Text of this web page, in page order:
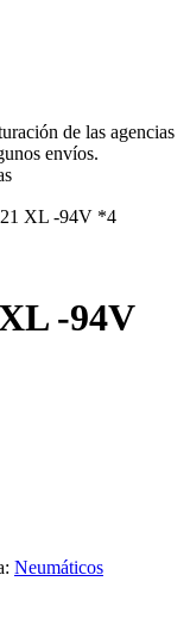
de las agencias
envíos.
XL -94V *4
-94V
Neumáticos